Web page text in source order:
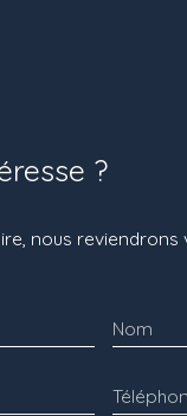
?
nous
Nom